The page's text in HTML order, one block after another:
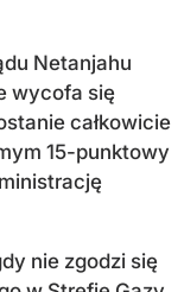
Netanjahu
wycofa się
całkowicie
15-punktowy
nie zgodzi się